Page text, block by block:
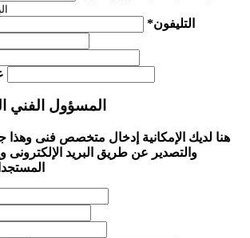
التليفون*
المسؤول الفني
هنا لديك الإمكانية إدخال متخصص فنى وهذا
والتصدير عن طريق البريد الإلكترونى